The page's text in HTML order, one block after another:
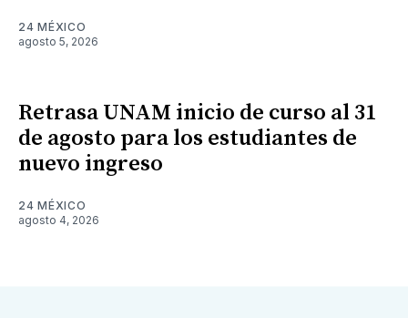
24 MÉXICO
agosto 5, 2026
Retrasa UNAM inicio de curso al 31
de agosto para los estudiantes de
nuevo ingreso
24 MÉXICO
agosto 4, 2026